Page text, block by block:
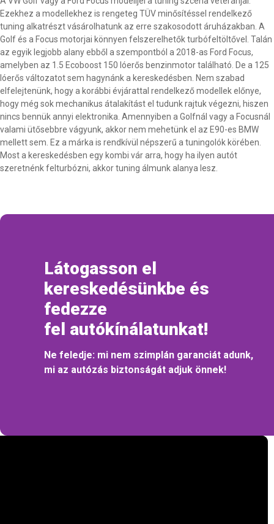
Ezekhez a modellekhez is rengeteg TÜV minősítéssel rendelkező
tuning alkatrészt vásárolhatunk az erre szakosodott áruházakban. A
Golf és a Focus motorjai könnyen felszerelhetők turbófeltöltővel. Talán
az egyik legjobb alany ebből a szempontból a 2018-as Ford Focus,
amelyben az 1.5 Ecoboost 150 lóerős benzinmotor található. De a 125
lóerős változatot sem hagynánk a kereskedésben. Nem szabad
elfelejtenünk, hogy a korábbi évjárattal rendelkező modellek előnye,
hogy még sok mechanikus átalakítást el tudunk rajtuk végezni, hiszen
nincs bennük annyi elektronika. Amennyiben a Golfnál vagy a Focusnál
valami ütősebbre vágyunk, akkor nem mehetünk el az E90-es BMW
mellett sem. Ez a márka is rendkívül népszerű a tuningolók körében.
Most a kereskedésben egy kombi vár arra, hogy ha ilyen autót
szeretnénk felturbózni, akkor tuning álmunk alanya lesz.
Látogasson el
kereskedésünkbe és
fedezze
fel autókínálatunkat!
Ne feledje: mi nem szimplán garanciát adunk,
mi az autózás biztonságát adjuk önnek!